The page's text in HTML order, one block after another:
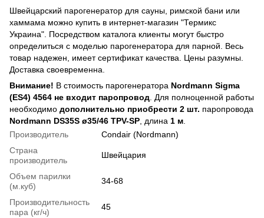
Швейцарский парогенератор для сауны, римской бани или
хаммама можно купить в интернет-магазин "Термикс
Украина". Посредством каталога клиенты могут быстро
определиться с моделью парогенератора для парной. Весь
товар надежен, имеет сертификат качества. Цены разумны.
Доставка своевременна.
Внимание! В стоимость парогенератора Nordmann Sigma
(ES4) 4564 не входит паропровод. Для полноценной работы
необходимо дополнительно приобрести 2 шт. паропровода
Nordmann DS35S ø35/46 TPV-SP, длина 1 м.
Производитель
Condair (Nordmann)
Страна
производитель
Швейцария
Объем парилки
(м.куб)
34-68
Производительность
пара (кг/ч)
45